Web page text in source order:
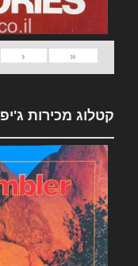
«
‹
קטלוג מכירות ג'יפ 1981